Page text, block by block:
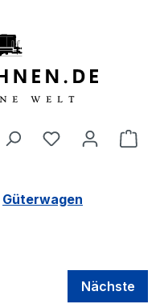
Güterwagen
Nächste